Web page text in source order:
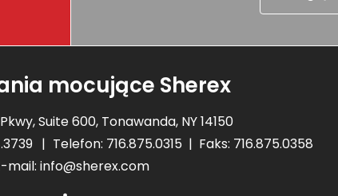
mocujące Sherex
Suite 600, Tonawanda, NY 14150
Telefon: 716.875.0315
Faks: 716.875.0358
mail: info@sherex.com